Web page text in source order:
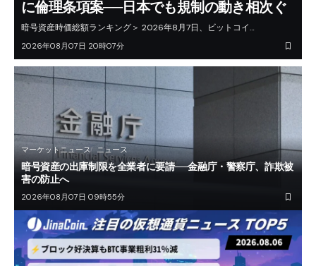
に倫理条項案──日本でも規制の動き相次ぐ
暗号資産時価総額ランキング＞ 2026年8月7日、ビットコイ…
2026年08月07日 20時07分
マーケットニュース ニュース
暗号資産の出庫制限を全業者に要請──金融庁・警察庁、詐欺被
害の防止へ
2026年08月07日 09時55分